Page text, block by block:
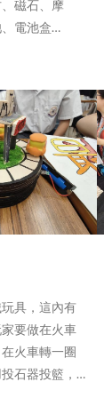
磁石、摩
電池盒…
具，這內有
要做在火車
火車轉一圈
石器投籃，…